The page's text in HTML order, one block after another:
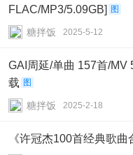
FLAC/MP3/5.09GB]
图
糖拌饭 2025-5-12
GAI周延/单曲 157首/MV
载 图
糖拌饭 2025-2-18
《许冠杰100首经典歌